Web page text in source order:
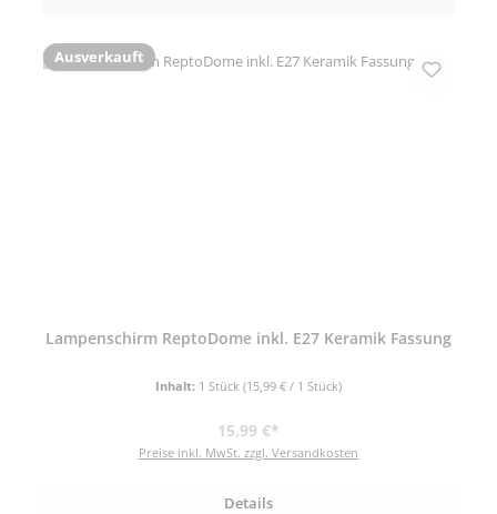
Ausverkauft
Lampenschirm ReptoDome inkl. E27 Keramik Fassung
Inhalt: 1 Stück (15,99 € / 1 Stück)
Regulärer Preis:
15,99 €*
Preise inkl. MwSt. zzgl. Versandkosten
Details